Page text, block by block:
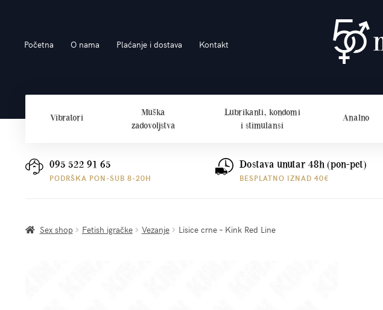
na
do
Početna O nama Plaćanje i dostava Kontakt
Vibratori
Muška
zadovoljstva
Lubrikanti, kondomi
i stimulansi
Analno
095 522 91 65
PODRŠKA PON-SUB 8-20H
Dostava unutar 48h (pon-pet)
BESPLATNO IZNAD 40€
Sex shop Fetish igračke Vezanje Lisice crne – Kink Red Line